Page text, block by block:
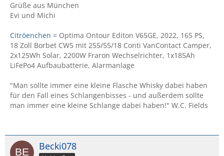
Grüße aus München
Evi und Michi
Citröenchen = Optima Ontour Editon V65GE, 2022, 165 PS,
18 Zoll Borbet CW5 mit 255/55/18 Conti VanContact Camper,
2x125Wh Solar, 2200W Fraron Wechselrichter, 1x185Ah
LiFePo4 Aufbaubatterie, Alarmanlage
"Man sollte immer eine kleine Flasche Whisky dabei haben
für den Fall eines Schlangenbisses - und außerdem sollte
man immer eine kleine Schlange dabei haben!" W.C. Fields
Becki078